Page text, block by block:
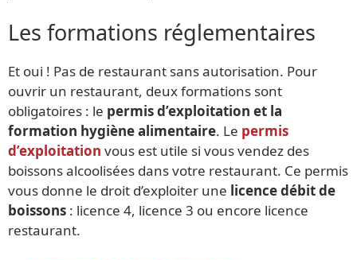
Les formations réglementaires
Et oui ! Pas de restaurant sans autorisation. Pour
ouvrir un restaurant, deux formations sont
obligatoires : le permis d’exploitation et la
formation hygiène alimentaire. Le permis
d’exploitation vous est utile si vous vendez des
boissons alcoolisées dans votre restaurant. Ce permis
vous donne le droit d’exploiter une licence débit de
boissons : licence 4, licence 3 ou encore licence
restaurant.